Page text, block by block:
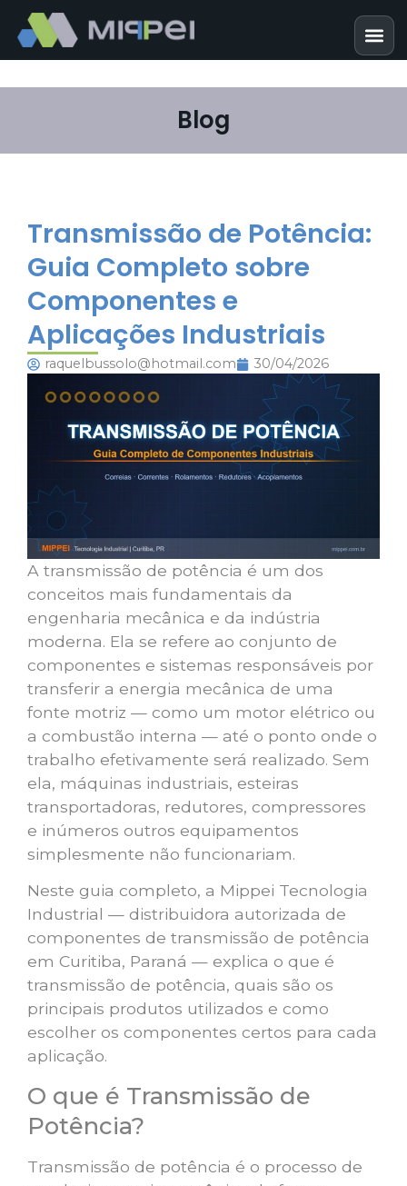
Blog
Transmissão de Potência:
Guia Completo sobre
Componentes e
Aplicações Industriais
raquelbussolo@hotmail.com 30/04/2026
A transmissão de potência é um dos
conceitos mais fundamentais da
engenharia mecânica e da indústria
moderna. Ela se refere ao conjunto de
componentes e sistemas responsáveis por
transferir a energia mecânica de uma
fonte motriz — como um motor elétrico ou
a combustão interna — até o ponto onde o
trabalho efetivamente será realizado. Sem
ela, máquinas industriais, esteiras
transportadoras, redutores, compressores
e inúmeros outros equipamentos
simplesmente não funcionariam.
Neste guia completo, a Mippei Tecnologia
Industrial — distribuidora autorizada de
componentes de transmissão de potência
em Curitiba, Paraná — explica o que é
transmissão de potência, quais são os
principais produtos utilizados e como
escolher os componentes certos para cada
aplicação.
O que é Transmissão de
Potência?
Transmissão de potência é o processo de